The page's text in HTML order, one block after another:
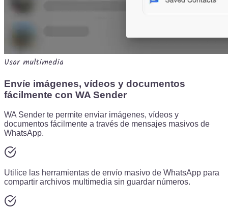
Usar multimedia
Envíe imágenes, vídeos y documentos
fácilmente con WA Sender
WA Sender te permite enviar imágenes, vídeos y
documentos fácilmente a través de mensajes masivos de
WhatsApp.
Utilice las herramientas de envío masivo de WhatsApp para
compartir archivos multimedia sin guardar números.